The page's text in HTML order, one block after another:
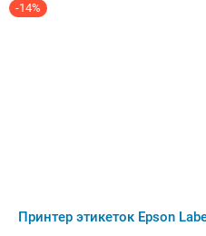
-14%
Принтер этикеток Epson